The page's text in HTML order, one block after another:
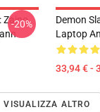
Zaino
-20%
Demon
Laptop
33,94 € -
VISUALIZZA ALTRO